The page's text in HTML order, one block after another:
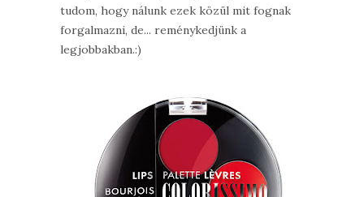
tudom, hogy nálunk ezek közül mit fognak
forgalmazni, de... reménykedjünk a
legjobbakban.:)